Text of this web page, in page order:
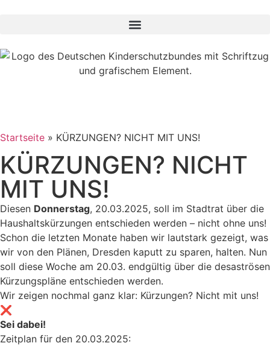
Startseite » KÜRZUNGEN? NICHT MIT UNS!
KÜRZUNGEN? NICHT
MIT UNS!
Diesen Donnerstag, 20.03.2025, soll im Stadtrat über die
Haushaltskürzungen entschieden werden – nicht ohne uns!
Schon die letzten Monate haben wir lautstark gezeigt, was
wir von den Plänen, Dresden kaputt zu sparen, halten. Nun
soll diese Woche am 20.03. endgültig über die desaströsen
Kürzungspläne entschieden werden.
Wir zeigen nochmal ganz klar: Kürzungen? Nicht mit uns!
❌
Sei dabei!
Zeitplan für den 20.03.2025: